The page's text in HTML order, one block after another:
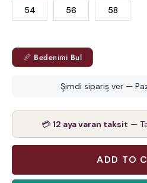
54 56 58
📏 Bedenimi Bul
Şimdi sipariş ver —
💳 12 aya varan taksit —